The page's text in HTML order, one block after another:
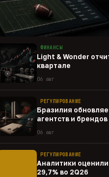
ФИНАНСЫ
Light & Wonder
квартале
06 авг
РЕГУЛИРОВАНИЕ
Бразилия
агентств и брендов
06 авг
РЕГУЛИРОВАНИЕ
Аналитики
29,7% во 2Q26